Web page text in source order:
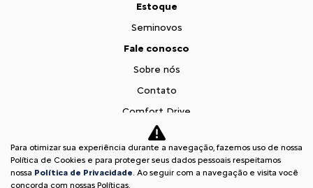
Estoque
Seminovos
Fale conosco
Sobre nós
Contato
Comfort Drive
Trabalhe conosco
Teaser Citroen Basalt
Desacelere. Seu bem maior é a vida.
Para otimizar sua experiência durante a navegação, fazemos uso de nossa
Política de Cookies e para proteger seus dados pessoais respeitamos
nossa Política de Privacidade. Ao seguir com a navegação e visita você
concorda com nossas Políticas.